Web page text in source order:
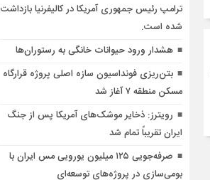
ترامپ رئیس جمهوری آمریکا در کالیفرنیا بازداشت
شده است.
هشدار ورود حیوانات خانگی به رستوران‌ها
بتن‌ریزی فونداسیون سازه اصلی پروژه قرارگاه
مسکن منطقه ۷ آغاز شد
رویترز: ذخایر موشک‌های آمریکا پس از جنگ
ایران تقریباً تمام شد
صرفه‌جویی ۱۲۵ میلیون یورویی مس ایران با
بومی‌سازی در پروژه‌های توسعه‌ای